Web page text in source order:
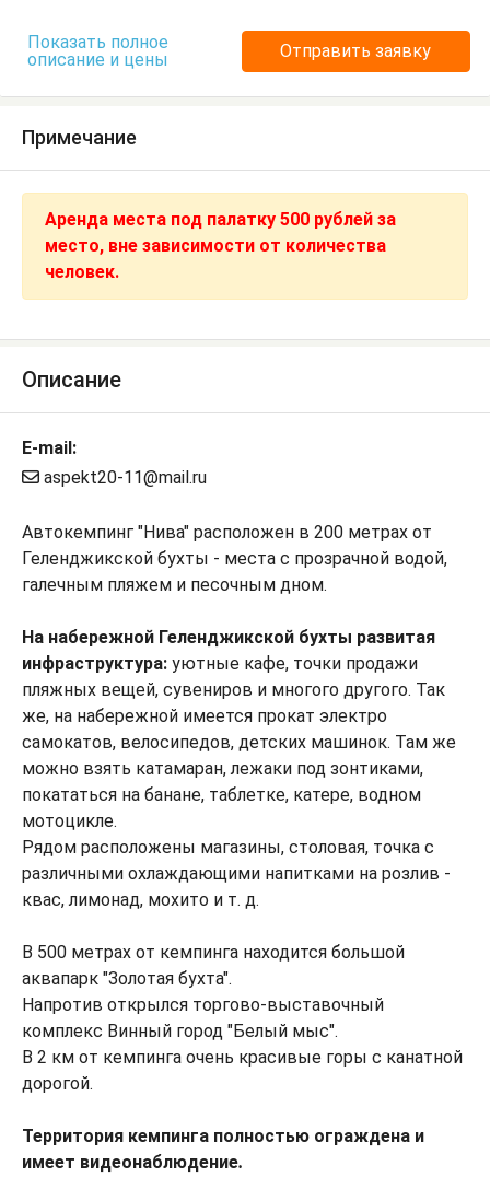
Показать полное
описание и цены
Отправить заявку
Примечание
Аренда места под палатку 500 рублей за
место, вне зависимости от количества
человек.
Описание
E-mail:
aspekt20-11@mail.ru
Автокемпинг "Нива" расположен в 200 метрах от
Геленджикской бухты - места с прозрачной водой,
галечным пляжем и песочным дном.
На набережной Геленджикской бухты развитая
инфраструктура: уютные кафе, точки продажи
пляжных вещей, сувениров и многого другого. Так
же, на набережной имеется прокат электро
самокатов, велосипедов, детских машинок. Там же
можно взять катамаран, лежаки под зонтиками,
покататься на банане, таблетке, катере, водном
мотоцикле.
Рядом расположены магазины, столовая, точка с
различными охлаждающими напитками на розлив -
квас, лимонад, мохито и т. д.
В 500 метрах от кемпинга находится большой
аквапарк "Золотая бухта".
Напротив открылся торгово-выставочный
комплекс Винный город "Белый мыс".
В 2 км от кемпинга очень красивые горы с канатной
дорогой.
Территория кемпинга полностью ограждена и
имеет видеонаблюдение.